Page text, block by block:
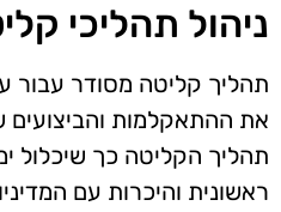
ניהול תהליכי
תהליך קליטה מסודר עבור
את ההתאקלמות
תהליך הקליטה כך שיכלול
ראשונית והיכרות עם